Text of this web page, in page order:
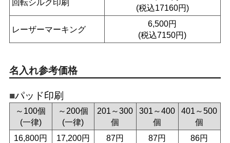
回転シルク印刷
(税込17160円)
レーザーマーキング
6,500円
(税込7150円)
名入れ参考価格
パッド印刷
～100個
(一律)
～200個
(一律)
201～300
個
301～400
個
401～500
個
16,800円
17,200円
87円
87円
86円